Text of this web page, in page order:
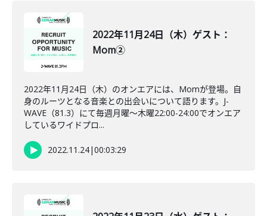
2022年11月24日（木）ゲスト：
Mom②
2022年11月24日（木）のオンエアには、Momが登場。自
身のルーツとなる音楽との出会いについて語ります。J-
WAVE（81.3）にて毎週月曜～木曜22:00-24:00でオンエア
しているワイドプロ...
2022.11.24|00:03:29